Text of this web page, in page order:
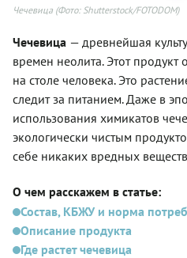
Чечевица (Фото: Shutterstock/FOTODOM)
Чечевица — древнейшая
времен неолита. Этот
на столе человека. Это
следит за питанием. Даже в
использования химикатов
экологически чистым
себе никаких вредных
О чем расскажем в статье:
Состав, КБЖУ и норма
Описание продукта
Где растет чечевица